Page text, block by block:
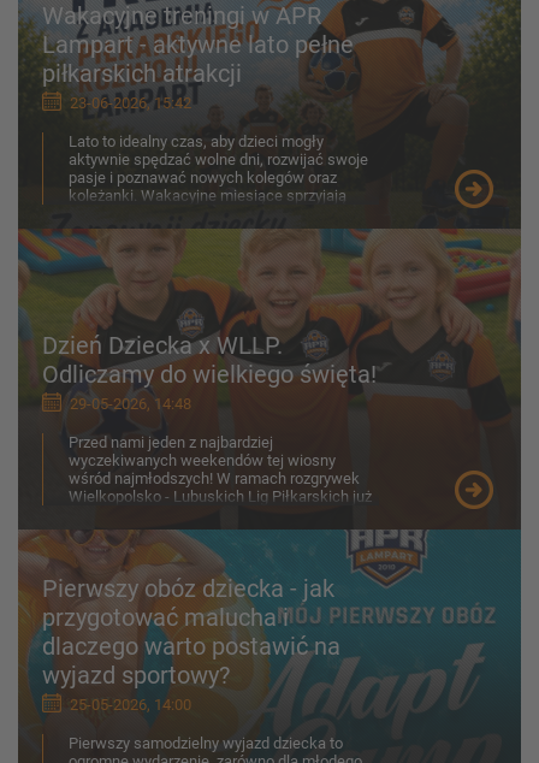
Wakacyjne treningi w APR
Lampart - aktywne lato pełne
piłkarskich atrakcji
23-06-2026, 15:42
Lato to idealny czas, aby dzieci mogły
aktywnie spędzać wolne dni, rozwijać swoje
pasje i poznawać nowych kolegów oraz
koleżanki. Wakacyjne miesiące sprzyjają
Dzień Dziecka x WLLP.
Odliczamy do wielkiego święta!
29-05-2026, 14:48
Przed nami jeden z najbardziej
wyczekiwanych weekendów tej wiosny
wśród najmłodszych! W ramach rozgrywek
Wielkopolsko - Lubuskich Lig Piłkarskich już
Pierwszy obóz dziecka - jak
przygotować malucha i
dlaczego warto postawić na
wyjazd sportowy?
25-05-2026, 14:00
Pierwszy samodzielny wyjazd dziecka to